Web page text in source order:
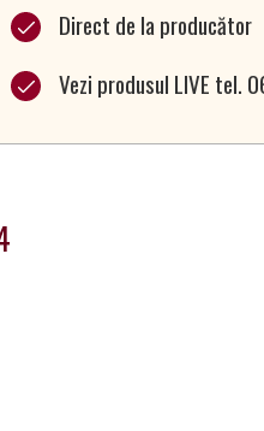
Direct de la producător
Vezi produsul LIVE tel.